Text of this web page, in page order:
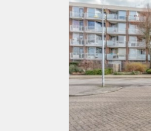
Mogelijk
Inkomen eis
N.V.T.
Huurtermijn
Onbepaalde termijn
Oplevering
Kaal